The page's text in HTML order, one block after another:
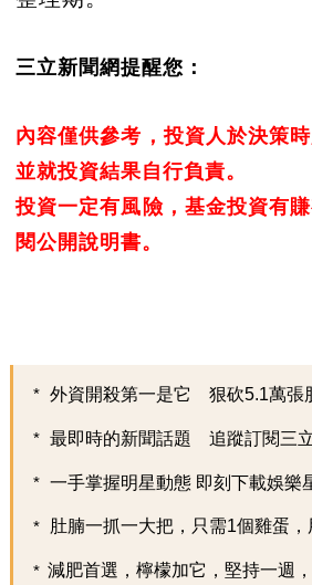
三立新聞網提醒您：
內容僅供參考，投資人於決策
並就投資結果自行負責。
投資一定有風險，基金投資有
閱公開說明書。
外資開殺第一是它 狠砍5.1萬張
最即時的新聞話題 追蹤訂閱三
一手掌握明星動態 即刻下載娛樂
肚腩一抓一大把，只需1個雞蛋
減肥首選，檸檬加它，堅持一週